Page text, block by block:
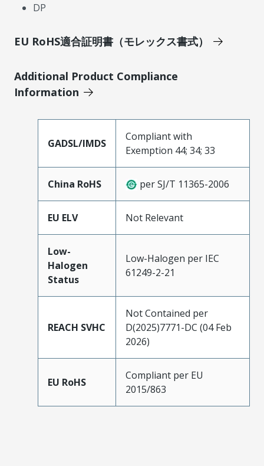
DP
EU RoHS適合証明書（モレックス書式）
Additional Product Compliance
Information
GADSL/IMDS
Compliant with
Exemption 44; 34; 33
China RoHS per SJ/T 11365-2006
EU ELV Not Relevant
Low-
Halogen
Status
Low-Halogen per IEC
61249-2-21
REACH SVHC
Not Contained per
D(2025)7771-DC (04 Feb
2026)
EU RoHS
Compliant per EU
2015/863